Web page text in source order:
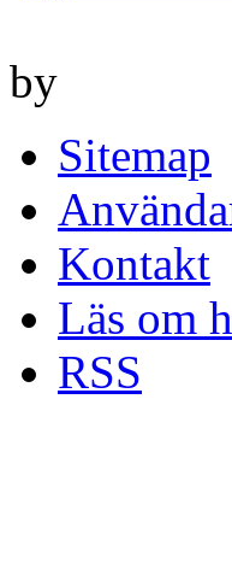
by
Sitemap
Kontakt
Läs om
RSS